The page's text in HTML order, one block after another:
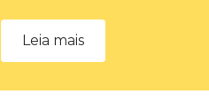
Leia mais